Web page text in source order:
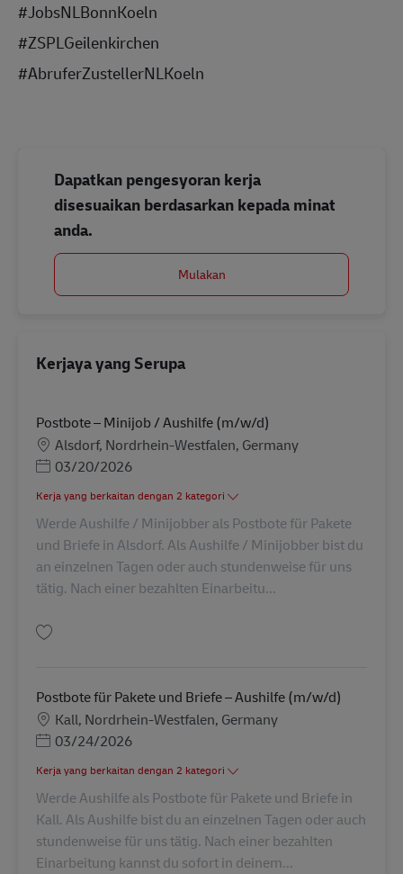
#JobsNLBonnKoeln
#ZSPLGeilenkirchen
#AbruferZustellerNLKoeln
Dapatkan pengesyoran kerja
disesuaikan berdasarkan kepada minat
anda.
Mulakan
Kerjaya yang Serupa
Postbote – Minijob / Aushilfe (m/w/d)
LokasiAlsdorf, Nordrhein-Westfalen, Germany
Posted Date
03/20/2026
Kerja yang berkaitan dengan 2 kategori
Werde Aushilfe / Minijobber als Postbote für Pakete
und Briefe in Alsdorf. Als Aushilfe / Minijobber bist du
an einzelnen Tagen oder auch stundenweise für uns
tätig. Nach einer bezahlten Einarbeitu...
Postbote für Pakete und Briefe – Aushilfe (m/w/d)
LokasiKall, Nordrhein-Westfalen, Germany
Posted Date
03/24/2026
Kerja yang berkaitan dengan 2 kategori
Werde Aushilfe als Postbote für Pakete und Briefe in
Kall. Als Aushilfe bist du an einzelnen Tagen oder auch
stundenweise für uns tätig. Nach einer bezahlten
Einarbeitung kannst du sofort in deinem...